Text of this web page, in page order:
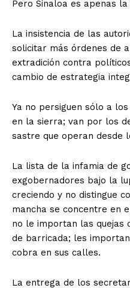
Pero Sinaloa es apenas
La insistencia de las
solicitar más órdenes de
extradición contra
cambio de estrategia
Ya no persiguen sólo a
en la sierra; van por los
sastre que operan desde
La lista de la infamia de
exgobernadores bajo la
creciendo y no distingue
mancha se concentre en
no le importan las quejas
de barricada; les
cobra en sus calles.
La entrega de los